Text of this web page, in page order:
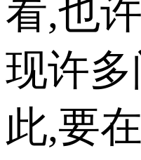
看,也
现许多
此,要